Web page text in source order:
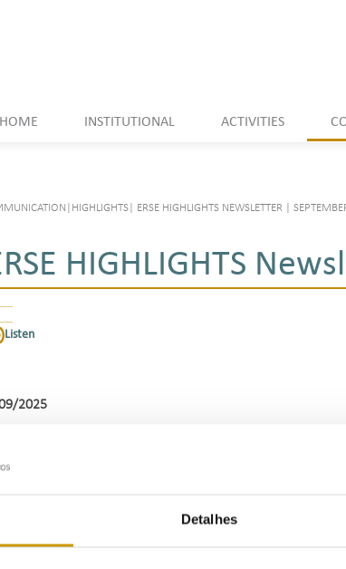
Detalhes
HOME INSTITUTIONAL ACTIVITIES
HIGHLIGHTS ERSE HIGHLIGHTS NEWSLETTER |
HIGHLIGHTS
Listen
2025